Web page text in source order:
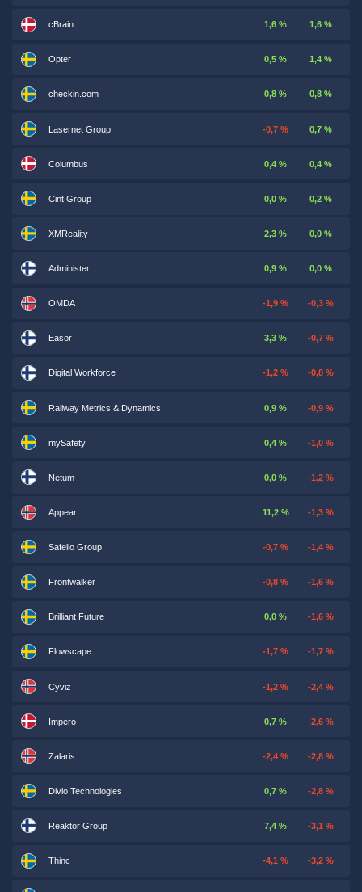
cBrain 1,6 % 1,6 %
Opter 0,5 % 1,4 %
checkin.com 0,8 % 0,8 %
Lasernet Group -0,7 % 0,7 %
Columbus 0,4 % 0,4 %
Cint Group 0,0 % 0,2 %
XMReality 2,3 % 0,0 %
Administer 0,9 % 0,0 %
OMDA -1,9 % -0,3 %
Easor 3,3 % -0,7 %
Digital Workforce -1,2 % -0,8 %
Railway Metrics & Dynamics 0,9 % -0,9 %
mySafety 0,4 % -1,0 %
Netum 0,0 % -1,2 %
Appear 11,2 % -1,3 %
Safello Group -0,7 % -1,4 %
Frontwalker -0,8 % -1,6 %
Brilliant Future 0,0 % -1,6 %
Flowscape -1,7 % -1,7 %
Cyviz -1,2 % -2,4 %
Impero 0,7 % -2,6 %
Zalaris -2,4 % -2,8 %
Divio Technologies 0,7 % -2,8 %
Reaktor Group 7,4 % -3,1 %
Thinc -4,1 % -3,2 %